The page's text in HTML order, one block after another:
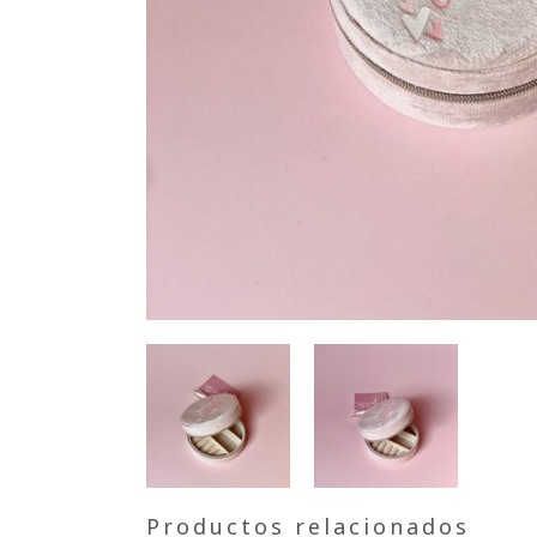
Productos relacionados